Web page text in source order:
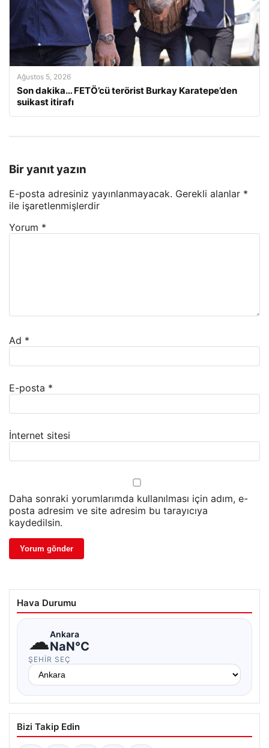
Ağustos 5, 2026
Son dakika… FETÖ’cü terörist Burkay Karatepe’den
suikast itirafı
Bir yanıt yazın
E-posta adresiniz yayınlanmayacak. Gerekli alanlar *
ile işaretlenmişlerdir
Yorum *
Ad *
E-posta *
İnternet sitesi
Daha sonraki yorumlarımda kullanılması için adım, e-
posta adresim ve site adresim bu tarayıcıya
kaydedilsin.
Hava Durumu
☁Ankara
NaN°C
ŞEHIR SEÇ
Bizi Takip Edin